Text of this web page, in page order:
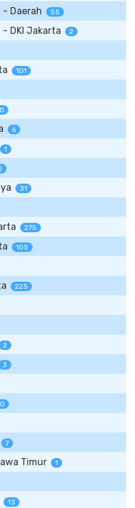
Daerah 55
DKI Jakarta 2
101
6
1
31
275
105
225
2
3
7
Timur 1
13